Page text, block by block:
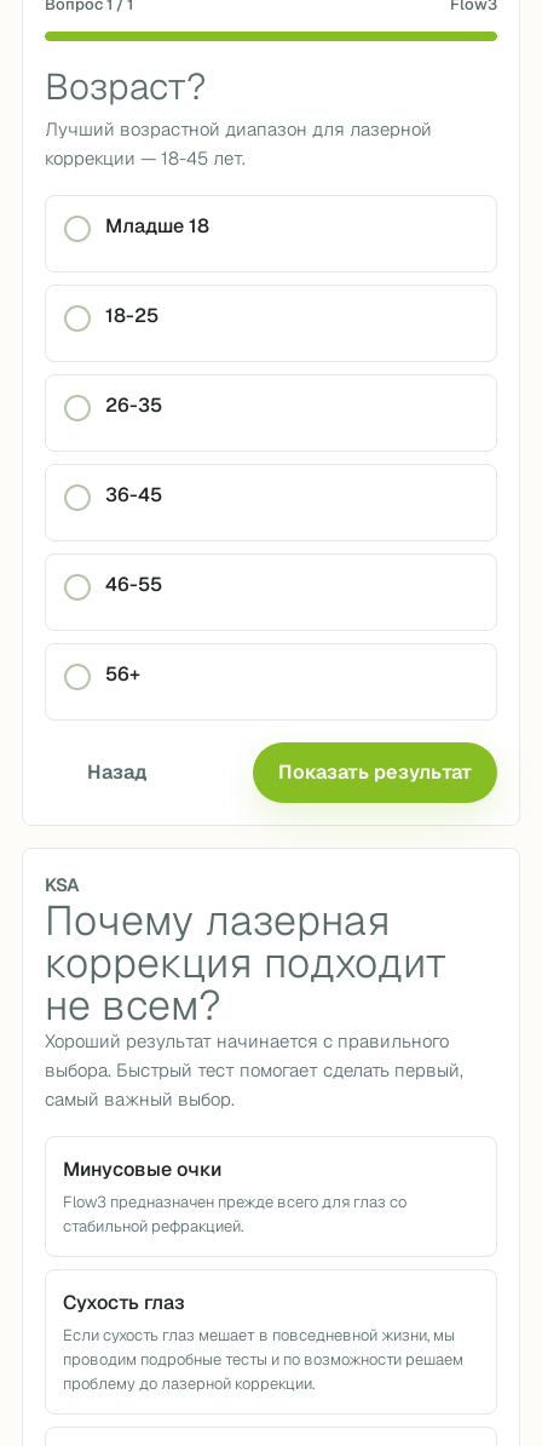
Вопрос 1 / 1 Flow3
Возраст?
Лучший возрастной диапазон для лазерной
коррекции — 18-45 лет.
Младше 18
18-25
26-35
36-45
46-55
56+
Назад Показать результат
KSA
Почему лазерная
коррекция подходит
не всем?
Хороший результат начинается с правильного
выбора. Быстрый тест помогает сделать первый,
самый важный выбор.
Минусовые очки
Flow3 предназначен прежде всего для глаз со
стабильной рефракцией.
Сухость глаз
Если сухость глаз мешает в повседневной жизни, мы
проводим подробные тесты и по возможности решаем
проблему до лазерной коррекции.